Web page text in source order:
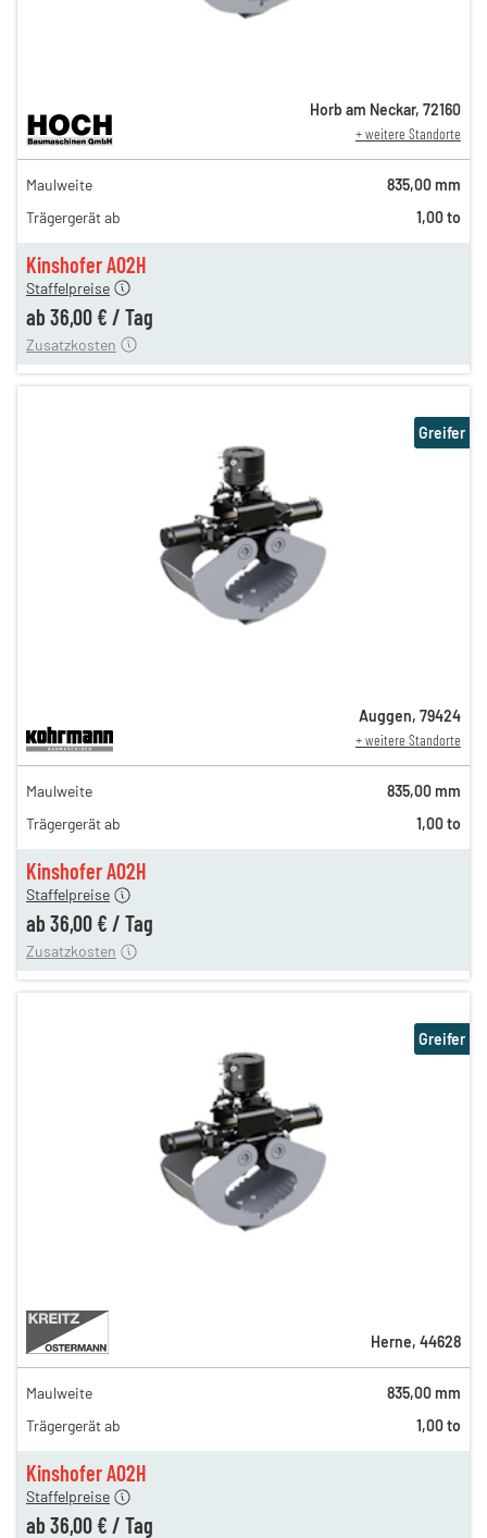
Kinshofer A02H
61,00 €
49,00 €
42,00 €
Staffelpreise
ab 36,00 € / Tag
12,00 €
Zusatzkosten
Horb am Neckar, 72160
+ weitere Standorte
Maulweite
835,00 mm
Trägergerät ab
1,00 to
Kinshofer A02H
61,00 €
49,00 €
42,00 €
Staffelpreise
ab 36,00 € / Tag
12,00 €
Zusatzkosten
Greifer
Auggen, 79424
+ weitere Standorte
Maulweite
835,00 mm
Trägergerät ab
1,00 to
Kinshofer A02H
72,00 €
66,00 €
Staffelpreise
ab 36,00 € / Tag
Greifer
Herne, 44628
Maulweite
835,00 mm
Trägergerät ab
1,00 to